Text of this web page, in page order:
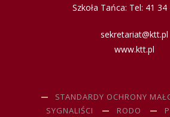
Szkoła Tańca: Tel: 41 34
sekretariat@ktt.pl
www.ktt.pl
STANDARDY OCHRONY
SYGNALIŚCI
RODO